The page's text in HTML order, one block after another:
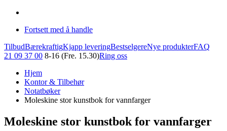
Fortsett med å handle
TilbudBærekraftigKjapp leveringBestselgereNye produkterFAQ
21 09 37 00 8-16 (Fre. 15.30)Ring oss
Hjem
Kontor & Tilbehør
Notatbøker
Moleskine stor kunstbok for vannfarger
Moleskine stor kunstbok for vannfarger